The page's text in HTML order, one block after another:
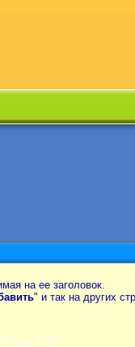
на ее заголовок.
" и так на других
до 550$